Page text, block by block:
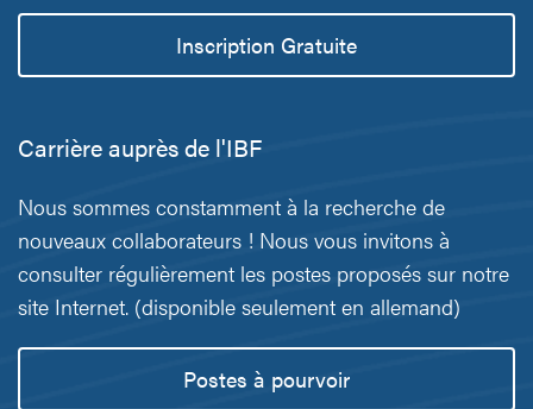
Inscription Gratuite
Carrière auprès de l'IBF
Nous sommes constamment à la recherche de
nouveaux collaborateurs ! Nous vous invitons à
consulter régulièrement les postes proposés sur notre
site Internet. (disponible seulement en allemand)
Postes à pourvoir